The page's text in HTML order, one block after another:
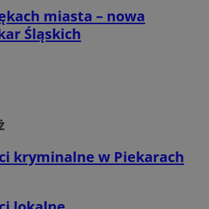
miasta – nowa
Śląskich
kryminalne w Piekarach